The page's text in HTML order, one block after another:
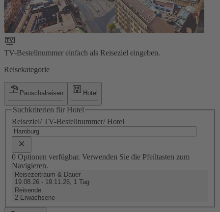
TV-Bestellnummer einfach als Reiseziel eingeben.
Reisekategorie
Pauschalreisen Hotel
Suchkriterien für Hotel
Reiseziel/ TV-Bestellnummer/ Hotel
0 Optionen verfügbar. Verwenden Sie die Pfeiltasten zum
Navigieren.
Reisezeitraum & Dauer
19.08.26 - 19.11.26, 1 Tag
Reisende
2 Erwachsene